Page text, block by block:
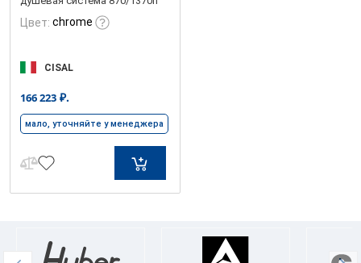
Цвет: chrome
CISAL
166 223 ₽.
мало, уточняйте у менеджера